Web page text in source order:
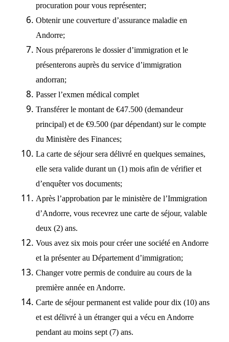
procuration pour vous représenter;
Obtenir une couverture d’assurance maladie en
Andorre;
Nous préparerons le dossier d’immigration et le
présenterons auprès du service d’immigration
andorran;
Passer l’exmen médical complet
Transférer le montant de €47.500 (demandeur
principal) et de €9.500 (par dépendant) sur le compte
du Ministère des Finances;
La carte de séjour sera délivré en quelques semaines,
elle sera valide durant un (1) mois afin de vérifier et
d’enquêter vos documents;
Après l’approbation par le ministère de l’Immigration
d’Andorre, vous recevrez une carte de séjour, valable
deux (2) ans.
Vous avez six mois pour créer une société en Andorre
et la présenter au Département d’immigration;
Changer votre permis de conduire au cours de la
première année en Andorre.
Carte de séjour permanent est valide pour dix (10) ans
et est délivré à un étranger qui a vécu en Andorre
pendant au moins sept (7) ans.